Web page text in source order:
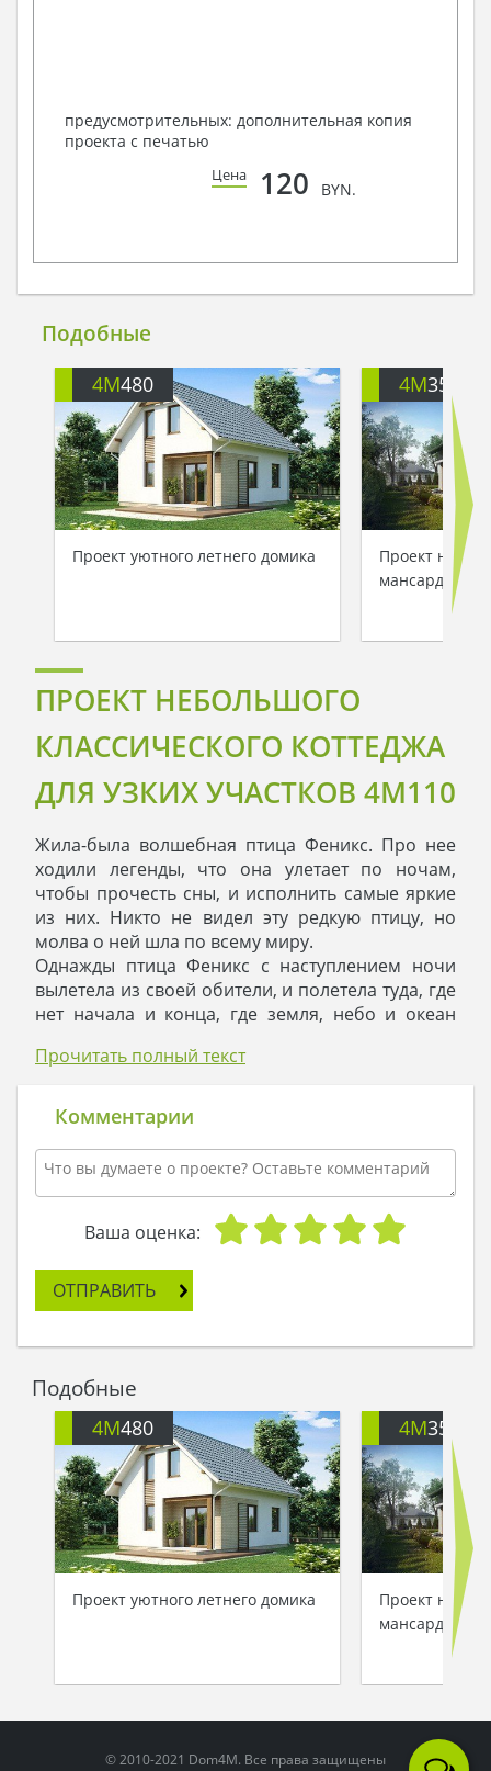
предусмотрительных: дополнительная копия
проекта с печатью
Цена 120 BYN.
Подобные
4M480
Проект уютного летнего домика
4M352
Проект
мансардой
ПРОЕКТ НЕБОЛЬШОГО
КЛАССИЧЕСКОГО КОТТЕДЖА
ДЛЯ УЗКИХ УЧАСТКОВ 4M110
Жила-была волшебная птица Феникс. Про нее
ходили легенды, что она улетает по ночам,
чтобы прочесть сны, и исполнить самые яркие
из них. Никто не видел эту редкую птицу, но
молва о ней шла по всему миру.
Однажды птица Феникс с наступлением ночи
вылетела из своей обители, и полетела туда, где
нет начала и конца, где земля, небо и океан
сидела молодая пара. Взявшись за руки, они
заходят в свой новый двухэтажный дом,
небольшой, но построенный так, будто бы они –
часть этого дома. Хозяйка расставляет по
полочкам посуду, молодой хозяин выравнивает
во дворе газон, а в открытые окна врывается
свежий ветер. Птица Феникс посмотрела их сон
- А ведь очаг – самое важное для человека.
Исполню их желание.
снова опустилась на землю. Влюбленные по-
прежнему спали, а рядом с ними возвышался
дом. Точь-в-точь, как они грезили во вне. На
террасе стояла летняя мебель, и дом казался
родным и обжитым, будто влюбленные давно
были в нем хозяевами. А птицы Феникс и след
простыл. Девушка нашла под порогом ключик,
отворила дверь, вошла в дом и поняла, что ей
хочется остаться здесь навсегда…
Прочитать полный текст
Комментарии
Ваша оценка:
ОТПРАВИТЬ
Подобные
4M480
Проект уютного летнего домика
4M352
Проект
мансардой
© 2010-2021 Dom4M. Все права защищены